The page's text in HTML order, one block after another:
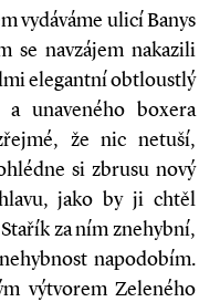
vydáváme ulicí Banys
se navzájem nakazili
elegantní obtloustlý
unaveného boxera
že nic netuší,
si zbrusu nový
jako by ji chtěl
za ním znehybní,
napodobím.
výtvorem Zeleného